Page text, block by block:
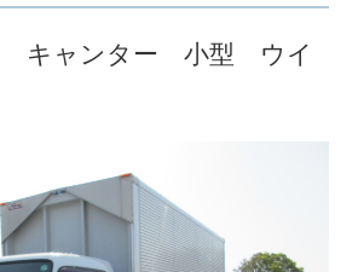
キャンター 小型 ウイ